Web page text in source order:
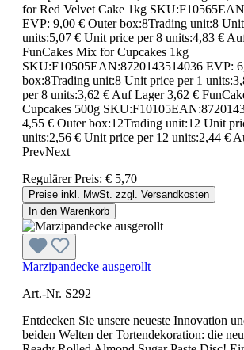
for Red Velvet Cake 1kg
EVP: 9,00 € Outer box:8Trading unit:8 Unit
units:5,07 € Unit price per 8 units:4,83 €
FunCakes Mix for Cupcakes 1kg
SKU:F10505EAN:8720143514036 EVP:
box:8Trading unit:8 Unit price per 1
per 8 units:3,62 € Auf Lager 3,62 €
Cupcakes 500g
4,55 € Outer box:12Trading unit:12 Unit
units:2,56 € Unit price per 12 units:2,44 €
PrevNext
Regulärer Preis: € 5,70
Preise inkl. MwSt. zzgl. Versandkosten
In den Warenkorb
Marzipandecke ausgerollt
Art.-Nr. S292
Entdecken Sie unsere neueste Innovation
beiden Welten der Tortendekoration: die